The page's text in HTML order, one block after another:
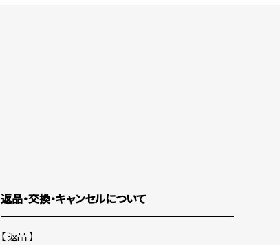
返品・交換・キャンセルについて
【 返品 】